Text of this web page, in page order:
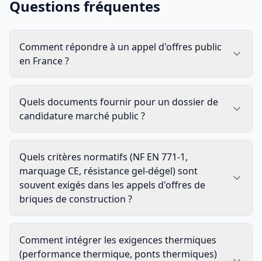
Questions fréquentes
Comment répondre à un appel d'offres public
en France ?
Quels documents fournir pour un dossier de
candidature marché public ?
Quels critères normatifs (NF EN 771-1,
marquage CE, résistance gel-dégel) sont
souvent exigés dans les appels d'offres de
briques de construction ?
Comment intégrer les exigences thermiques
(performance thermique, ponts thermiques)